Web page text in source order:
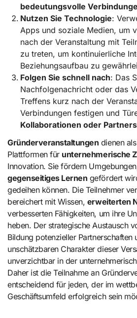
bedeutungsvolle
Nutzen Sie Technologie:
Apps und soziale Medien, um
nach der Veranstaltung mit
zu treten, um kontinuierliche
Beziehungsaufbau zu
Folgen Sie schnell nach: Das
Nachfolgenachricht oder das
Treffens kurz nach der
Verbindungen festigen und
Kollaborationen oder
Gründerveranstaltungen dienen
Plattformen für unternehmerische
Innovation. Sie fördern
gegenseitiges Lernen gefördert
gedeihen können. Die Teilnehmer
bereichert mit Wissen, erweiterten
verbesserten Fähigkeiten, um ihre
heben. Der strategische Austausch
Bildung potenzieller Partnerschaften
unschätzbaren Charakter dieser
unverzichtbar in der
Daher ist die Teilnahme an
entscheidend für jeden, der im
Geschäftsumfeld erfolgreich sein